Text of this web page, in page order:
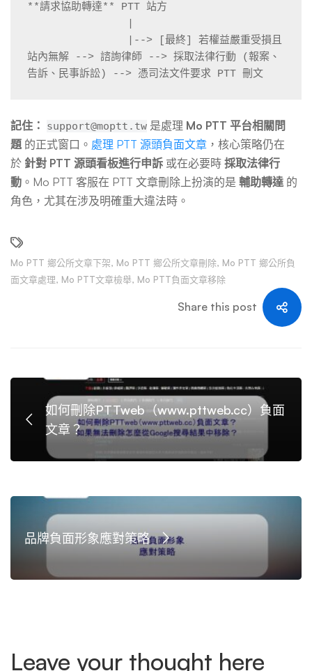
**請求協助轉達** PTT 站方
站內無解 --> 諮詢律師 --> 採取法律行動 (報案、
告訴、民事訴訟) --> 憑司法文件要求 PTT 刪文
記住： support@moptt.tw 是處理 Mo PTT 平台相關問
題 的正式窗口。 處理 PTT 源頭負面文章 ，核心策略仍在
於 針對 PTT 源頭看板進行申訴 或在必要時 採取法律行
動 。Mo PTT 客服在 PTT 文章刪除上扮演的是 輔助轉達 的
角色，尤其在涉及明確重大違法時。
Mo PTT 鄉公所文章下架, Mo PTT 鄉公所文章刪除, Mo PTT 鄉公所負
面文章處理, Mo PTT文章檢舉, Mo PTT負面文章移除
Share this post
如何刪除PTTweb（www.pttweb.cc）負面
文章？
品牌負面形象應對策略
Leave your thought here